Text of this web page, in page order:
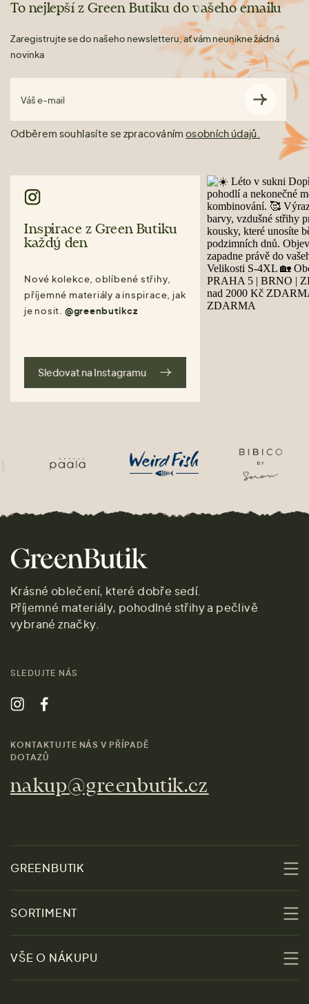
To nejlepší z Green Butiku do vašeho emailu
Zaregistrujte se do našeho newsletteru, ať vám neunikne žádná
novinka
Váš e-mail
Odběrem souhlasíte se zpracováním osobních údajů.
Inspirace z Green Butiku
každý den
Nové kolekce, oblíbené střihy,
příjemné materiály a inspirace, jak
je nosit. @greenbutikcz
Sledovat na Instagramu
Krásné oblečení, které dobře sedí.
Příjemné materiály, pohodlné střihy a pečlivě
vybrané značky.
SLEDUJTE NÁS
KONTAKTUJTE NÁS V PŘÍPADĚ
DOTAZŮ
nakup@greenbutik.cz
GREENBUTIK
O nás
Udržitelnost
SORTIMENT
Slevy
Ženy
VŠE O NÁKUPU